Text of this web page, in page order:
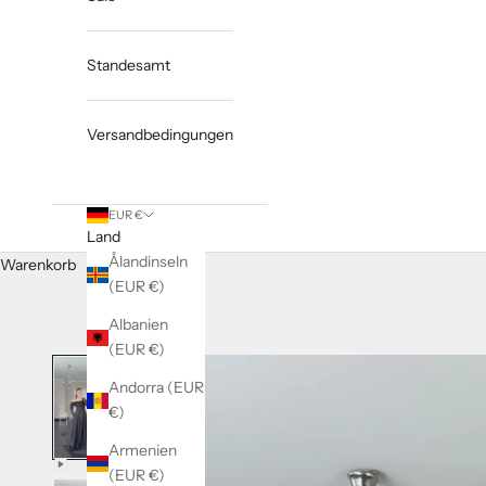
Standesamt
Versandbedingungen
EUR €
Land
Ålandinseln
(EUR €)
Albanien
(EUR €)
Andorra (EUR
€)
Armenien
(EUR €)
Warenkorb